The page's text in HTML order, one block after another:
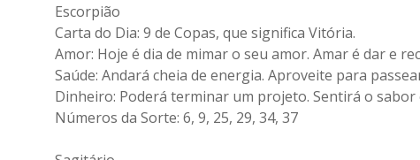
Escorpião
Carta do Dia: 9 de Copas, que significa Vitória.
Amor: Hoje é dia de mimar o seu amor. Amar é dar e
Saúde: Andará cheia de energia. Aproveite para
Dinheiro: Poderá terminar um projeto. Sentirá o sabor
Números da Sorte: 6, 9, 25, 29, 34, 37